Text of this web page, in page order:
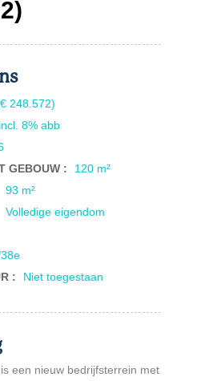
248.572)
incl. 8% abb
GEBOUW :
120 m²
93 m²
Volledige eigendom
:
Niet toegestaan
een nieuw bedrijfsterrein met